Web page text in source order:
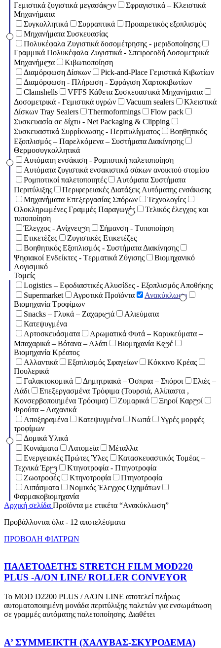
Γεμιστικά ζυγιστικά μεγασάκων
Σφραγιστικά – Κλειστικά
Μηχανήματα
Συγκολλητικά
Συρραπτικά
Προαιρετικός εξοπλισμός
Μηχανήματα Συσκευασίας
Πολυκέφαλα Ζυγιστικά δοσομέτρησης - μεριδοποίησης
Γραμμικά Πολυκέφαλα Ζυγιστικά - Σπειροεοδή Δοσομετρικά
Μηχανήματα
Κιβωτιοποίηση
Διαμόρφωση Δίσκων
Pick-and-Place Γεμιστικά Κιβωτίων
Διαμόρφωση - Πλήρωση - Σφράγιση Χαρτοκιβωτίων
Clamshells
VFFS Κάθετα Συσκευαστικά Μηχανήματα
Δοσομετρικά - Γεμιστικά υγρών
Vacuum sealers
Κλειστικά
Δίσκων Tray Sealers
Thermoformings
Flow pack
Συσκευασία σε δίχτυ - Net Packaging & Clipping
Συσκευαστικά Συρρίκνωσης - Περιτυλίγματος
Βοηθητικός
Εξοπλισμός – Παρελκόμενα – Συστήματα Διακίνησης
Θερμοσυγκολλητικά
Αυτόματη ενσάκιση - Ρομποτική παλετοποίηση
Αυτόματα ζυγιστικά ενσακιστικά σάκων ανοικτού στομίου
Ρομποτικοί παλετοποιητές
Αυτόματα Συστήματα
Περιτύλιξης
Περιφερειακές Διατάξεις Αυτόματης ενσάκισης
Μηχανήματα Επεξεργασίας Σπόρων
Τεχνολογίες
Ολοκληρωμένες Γραμμές Παραγωγής
Τελικός έλεγχος και
τυποποίηση
Έλεγχος - Ανίχνευση
Σήμανση - Τυποποίηση
Ετικετέζες
Ζυγιστικές Ετικετέζες
Βοηθητικός Εξοπλισμός - Συστήματα Διακίνησης
Ψηφιακοί Ενδείκτες - Tερματικά Ζύγισης
Βιομηχανικό
Λογισμικό
Τομείς
Logistics – Εφοδιαστικές Αλυσίδες - Εξοπλισμός Αποθήκης
Supermarket
Αγροτικά Προϊόντα
Ανακύκλωση
Βιομηχανία Τροφίμων
Snacks – Γλυκά – Ζαχαρωτά
Αλιεύματα
Κατεψυγμένα
Αρτοσκευάσματα
Αρωματικά Φυτά – Καρυκεύματα –
Μπαχαρικά – Βότανα – Αλάτι
Βιομηχανία Καφέ
Βιομηχανία Κρέατος
Αλλαντικά
Εξοπλισμός Σφαγείων
Κόκκινο Κρέας
Πουλερικά
Γαλακτοκομικά
Δημητριακά – Όσπρια – Σπόροι
Ελιές –
Λάδι
Επεξεργασμένα Τρόφιμα (Τουρσιά, Αλίπαστα ,
Κονσερβοποιημένα Τρόφιμα)
Ζυμαρικά
Ξηροί Καρποί
Φρούτα – Λαχανικά
Αποξηραμένα
Κατεψυγμένα Νωπά
Υγρές μορφές
τροφίμων
Δομικά Υλικά
Κονιάματα
Λατομεία
Μέταλλα
Ενεργειακές Πρώτες Ύλες
Κατασκευαστικός Τομέας –
Τεχνικά Έργα
Κτηνοτροφία - Πτηνοτροφία
Ζωοτροφές
Κτηνοτροφία
Πτηνοτροφία
Λιπάσματα
Νομικός Έλεγχος Οχημάτων
Φαρμακοβιομηχανία
Αρχική σελίδα Προϊόντα με ετικέτα “Ανακύκλωση”
Προβάλλονται όλα - 12 αποτελέσματα
ΠΡΟΒΟΛΗ ΦΙΛΤΡΩΝ
ΠΑΛΕΤΟΔΕΤΗΣ STRETCH FILM MOD220
PLUS -A/ON LINE/ ROLLER CONVEYOR
Το MOD D2200 PLUS / A/ON LINE αποτελεί πλήρως
αυτοματοποιημένη μονάδα περιτύλιξης παλετών για ενσωμάτωση
σε γραμμές αυτόματης παλετοποίησης. Διαθέτει
Α’ ΣΥΜΜΕΙΚΤΗ (ΧΑΛΥΒΑΣ-ΣΚΥΡΟΔΕΜΑ)